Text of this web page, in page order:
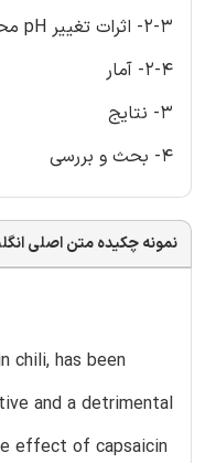
2-3- اثرات تغییر pH محیط
2-4- آمار
3- نتایج
4- بحث و بررسی
نمونه چکیده متن اصلی
chili, has been
and a detrimental
effect of capsaicin